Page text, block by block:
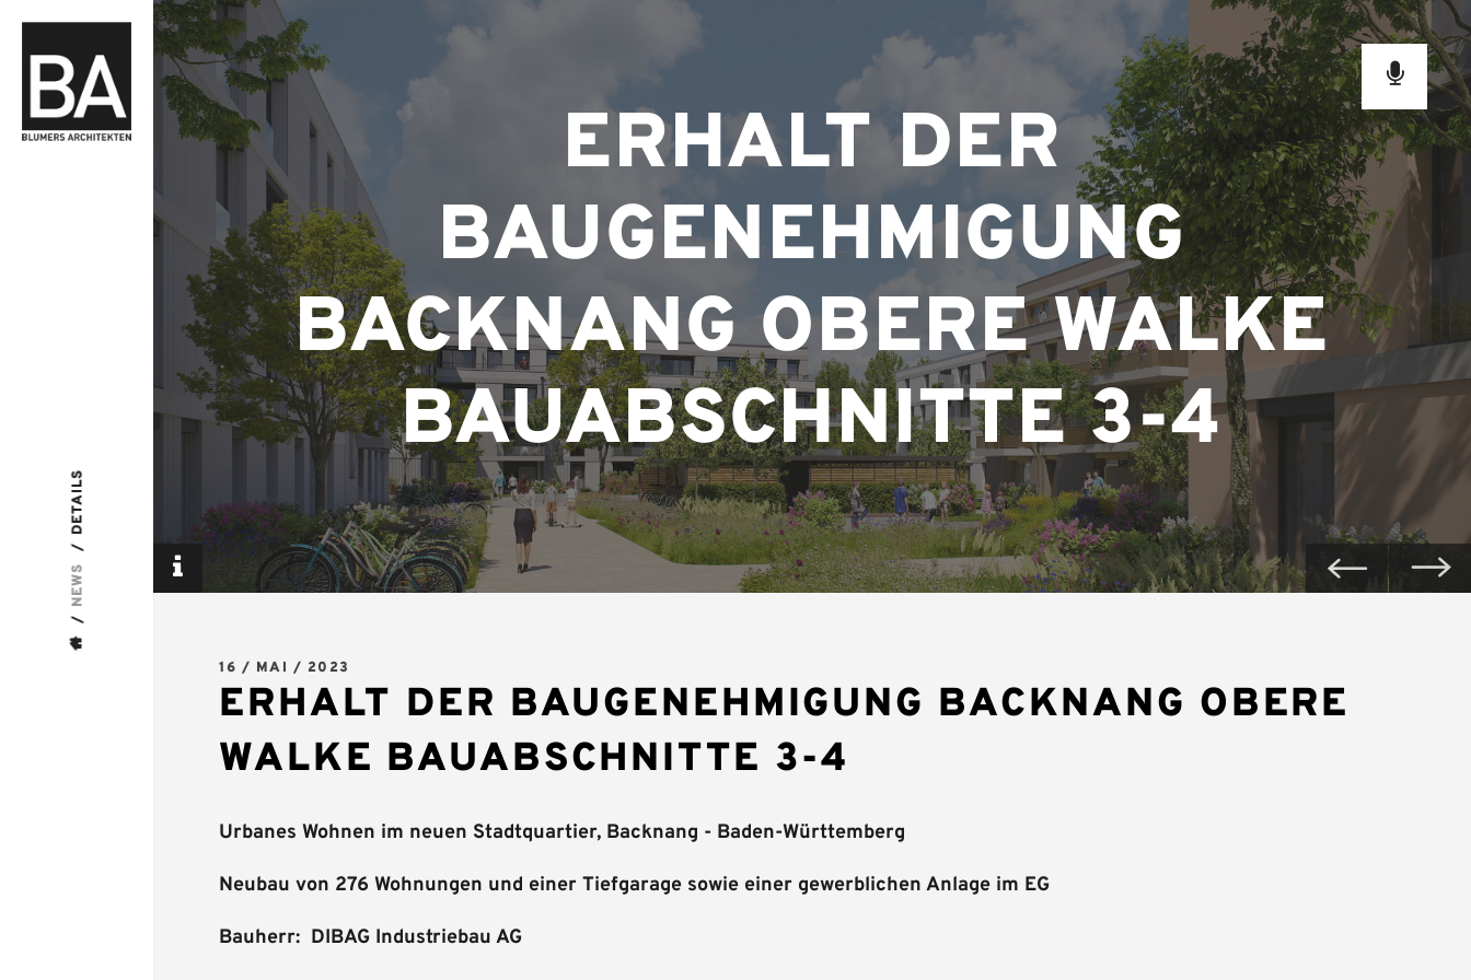
NEWS
DETAILS
ERHALT DER
BAUGENEHMIGUNG
BACKNANG OBERE WALKE
BAUABSCHNITTE 3-4
16 / MAI / 2023
ERHALT DER BAUGENEHMIGUNG BACKNANG OBERE
WALKE BAUABSCHNITTE 3-4
Urbanes Wohnen im neuen Stadtquartier, Backnang - Baden-Württemberg
Neubau von 276 Wohnungen und einer Tiefgarage sowie einer gewerblichen Anlage im EG
Bauherr: DIBAG Industriebau AG